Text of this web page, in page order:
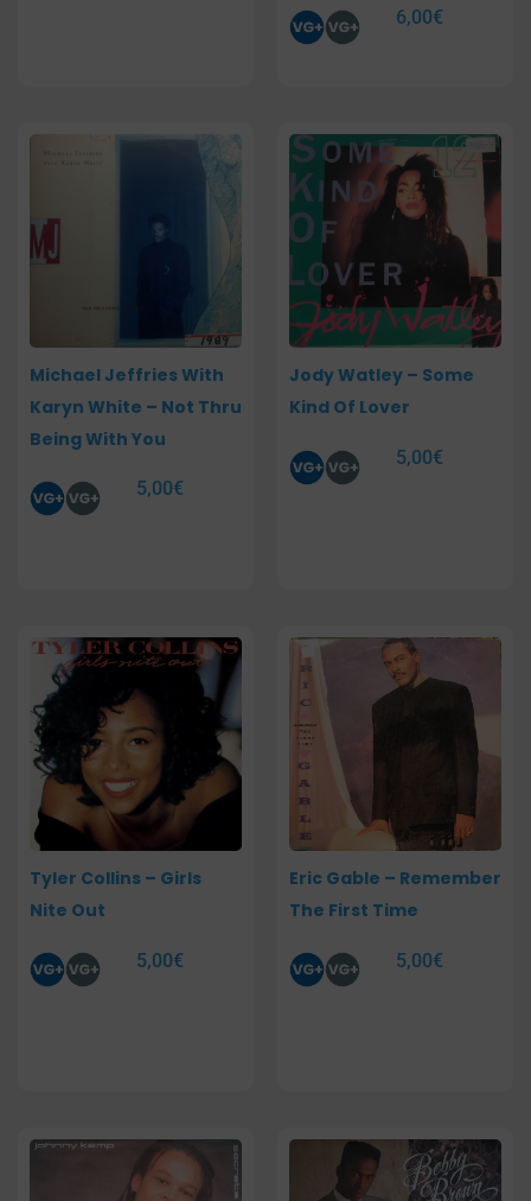
6,00€
Michael Jeffries With
Karyn White – Not Thru
Being With You
5,00€
Jody Watley – Some
Kind Of Lover
5,00€
Tyler Collins – Girls
Nite Out
5,00€
Eric Gable – Remember
The First Time
5,00€